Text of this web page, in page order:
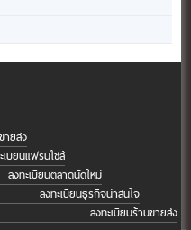
ายส่ง
เบียนแฟรนไชส์
ลงทะเบียนตลาดนัดใหม่
ลงทะเบียนธุรกิจน่าสนใจ
ลงทะเบียนร้านขายส่ง